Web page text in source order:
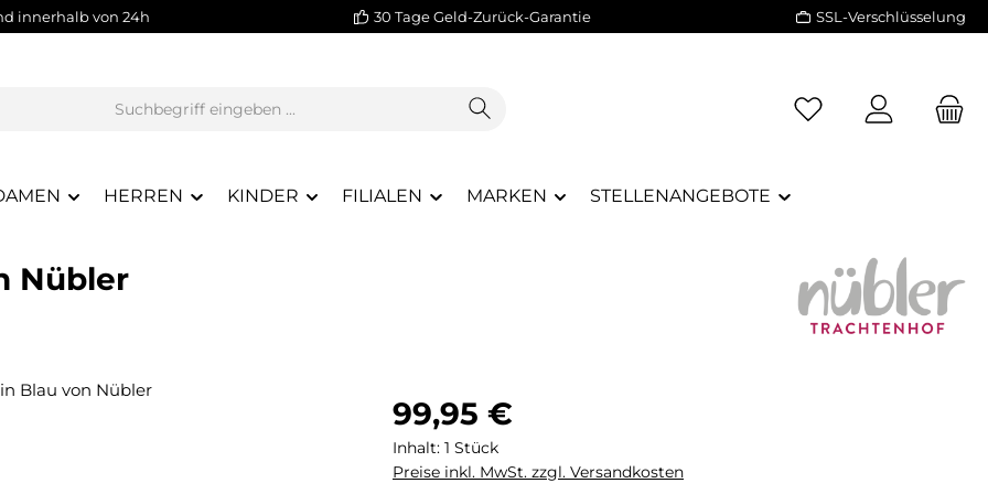
innerhalb von 24h 30 Tage Geld-Zurück-Garantie SSL-Verschlüsselung
HERREN KINDER FILIALEN MARKEN STELLENANGEBOTE
Nübler
Regulärer Preis:
99,95 €
Inhalt: 1 Stück
Preise inkl. MwSt. zzgl. Versandkosten